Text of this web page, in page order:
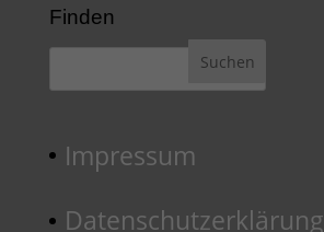
Finden
Impressum
Datenschutzerklärung